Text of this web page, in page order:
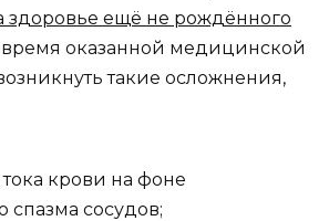
здоровье ещё не рождённого
оказанной медицинской
такие осложнения,
крови на фоне
спазма сосудов;